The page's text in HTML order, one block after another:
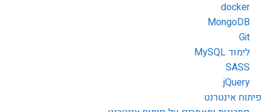
docker
MongoDB
Git
לימוד MySQL
SASS
jQuery
פיתוח אינטרנט